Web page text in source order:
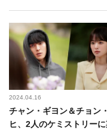
2024.04.16
チャン・ギヨン＆チョン
ヒ、2人のケミストリーに